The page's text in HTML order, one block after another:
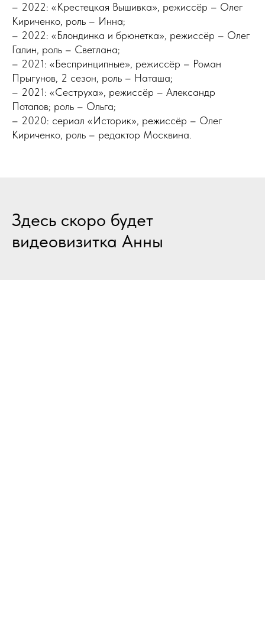
– 2022: «Крестецкая Вышивка», режиссёр – Олег
Кириченко, роль – Инна;
– 2022: «Блондинка и брюнетка», режиссёр – Олег
Галин, роль – Светлана;
– 2021: «Беспринципные», режиссёр – Роман
Прыгунов, 2 сезон, роль – Наташа;
– 2021: «Сеструха», режиссёр – Александр
Потапов; роль – Ольга;
– 2020: сериал «Историк», режиссёр – Олег
Кириченко, роль – редактор Москвина.
Здесь скоро будет
видеовизитка Анны